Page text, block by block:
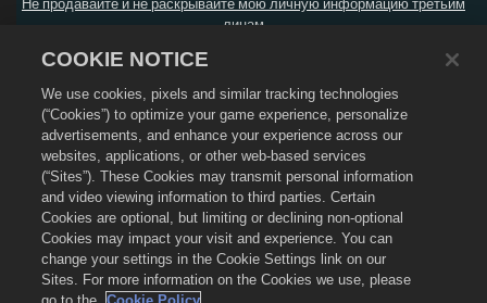
лицам
Политика возврата
Поддержка магазина
Поддержка игры
Настройки файлов cookie
© Social Point S.L.,2026. Dragon City и логотип Dragon City являются
товарными знаками компании Social Point S.L. Все права защищены.
Компания Zynga, Inc. является оператором магазина Dragon City.
Предложения действительны только в игре Dragon City. Доступность и цена
предложений зависят от региона.
COOKIE NOTICE
We use cookies, pixels and similar tracking technologies
(“Cookies”) to optimize your game experience, personalize
advertisements, and enhance your experience across our
websites, applications, or other web-based services
(“Sites”). These Cookies may transmit personal information
and video viewing information to third parties. Certain
Cookies are optional, but limiting or declining non-optional
Cookies may impact your visit and experience. You can
change your settings in the Cookie Settings link on our
Sites. For more information on the Cookies we use, please